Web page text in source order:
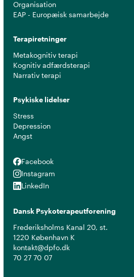
Organisation
EAP - Europæisk samarbejde
Terapiretninger
Metakognitiv terapi
Kognitiv adfærdsterapi
Narrativ terapi
Psykiske lidelser
Stress
Depression
Angst
Facebook
Facebook
Instagram
Instagram
LinkedIn
LinkedIn
Dansk Psykoterapeutforening
Frederiksholms Kanal 20, st.
1220 København K
kontakt@dpfo.dk
70 27 70 07